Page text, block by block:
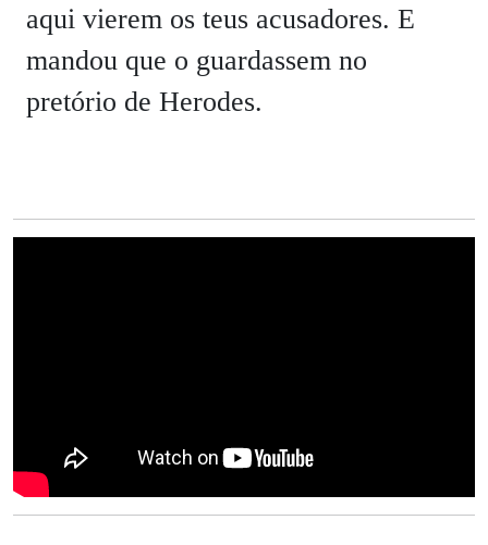
aqui vierem os teus acusadores. E
mandou que o guardassem no
pretório de Herodes.